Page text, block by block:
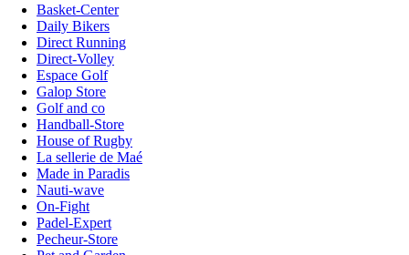
Basket-Center
Daily Bikers
Direct Running
Direct-Volley
Espace Golf
Galop Store
Golf and co
Handball-Store
House of Rugby
La sellerie de Maé
Made in Paradis
Nauti-wave
On-Fight
Padel-Expert
Pecheur-Store